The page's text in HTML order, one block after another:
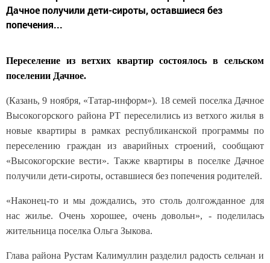
Дачное получили дети-сироты, оставшиеся без
попечения...
Переселение из ветхих квартир состоялось в сельском
поселении Дачное.
(Казань, 9 ноября, «Татар-информ»). 18 семей поселка Дачное
Высокогорского района РТ переселились из ветхого жилья в
новые квартиры в рамках республиканской программы по
переселению граждан из аварийных строений, сообщают
«Высокогорские вести». Также квартиры в поселке Дачное
получили дети-сироты, оставшиеся без попечения родителей.
«Наконец-то и мы дождались, это столь долгожданное для
нас жилье. Очень хорошее, очень довольн», - поделилась
жительница поселка Ольга Зыкова.
Глава района Рустам Калимуллин разделил радость сельчан и